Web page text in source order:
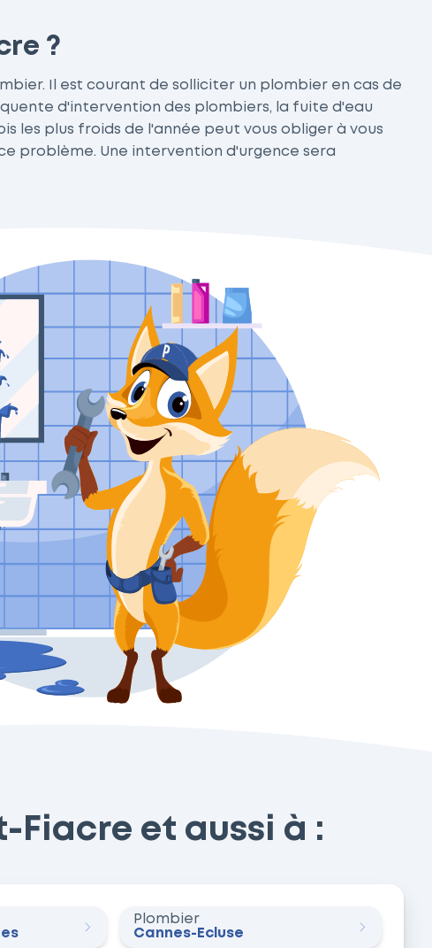
?
Il est courant de solliciter un plombier en cas de
d'intervention des plombiers, la fuite d'eau
les plus froids de l'année peut vous obliger à vous
problème. Une intervention d'urgence sera
Fiacre et aussi à :
Plombier
Cannes-Écluse